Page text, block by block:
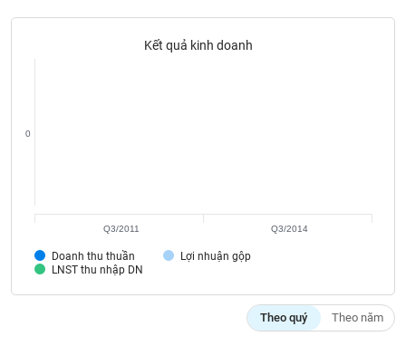
Kết quả kinh doanh
Doanh thu thuần
Lợi nhuận gộp
LNST thu nhập DN
0
Q3/2011 Q3/2014
Theo quý Theo năm
đạo
Bài
viết
của
tác